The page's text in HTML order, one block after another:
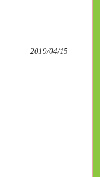
2019/04/15